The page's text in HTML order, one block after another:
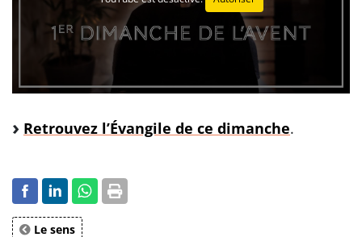
Retrouvez l’Évangile de ce dimanche.
Le sens